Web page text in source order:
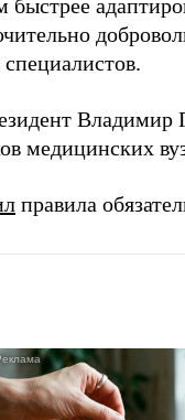
Владимир
медицинских
правила